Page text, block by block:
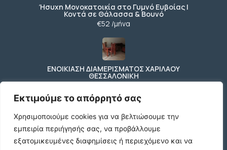
Εκτιμούμε το απόρρητό σας
Χρησιμοποιούμε cookies για να βελτιώσουμε την
εμπειρία περιήγησής σας, να προβάλλουμε
εξατομικευμένες διαφημίσεις ή περιεχόμενο και να
Ήσυχη Μονοκατοικία στο Γυμνό Ευβοίας |
Κοντά σε Θάλασσα & Βουνό
€52 /μήνα
ΕΝΟΙΚΙΑΣΗ ΔΙΑΜΕΡΙΣΜΑΤΟΣ ΧΑΡΙΛΑΟΥ
ΘΕΣΣΑΛΟΝΙΚΗ
Κωδικος ακινητου Μ480 καταστημα στον
Ευοσμο
€500 /μήνα